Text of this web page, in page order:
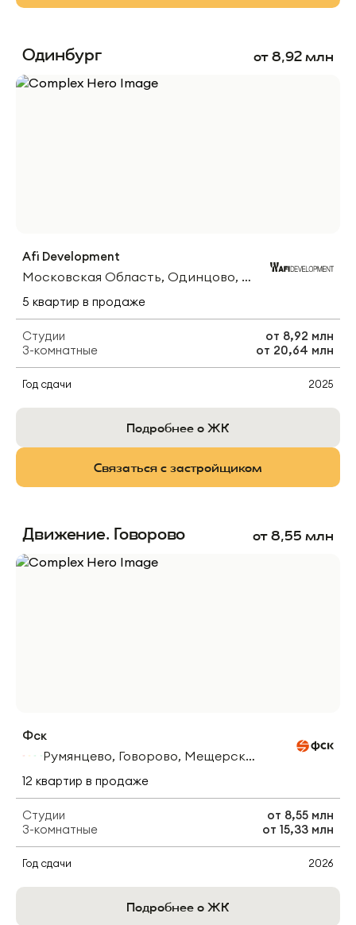
Одинбург от 8,92 млн
Afi Development
Московская Область, Одинцово, Ул. Северная
5 квартир в продаже
Студии от 8,92 млн
3-комнатные
от 20,64 млн
Год сдачи 2025
Подробнее о ЖК
Связаться с застройщиком
Движение. Говорово от 8,55 млн
Фск
Румянцево, Говорово, Мещерская
12 квартир в продаже
Студии от 8,55 млн
3-комнатные
от 15,33 млн
Год сдачи 2026
Подробнее о ЖК